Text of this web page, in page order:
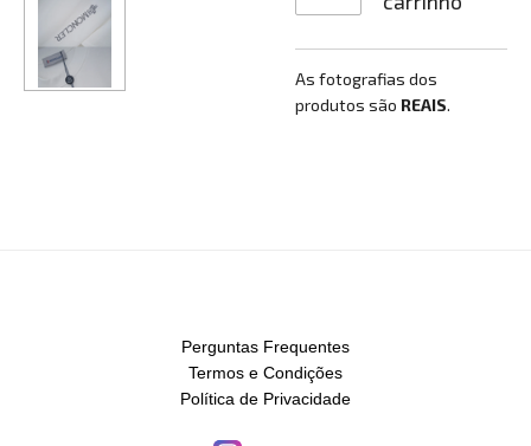
As fotografias dos
produtos são REAIS.
Perguntas Frequentes
Termos e Condições
Política de Privacidade